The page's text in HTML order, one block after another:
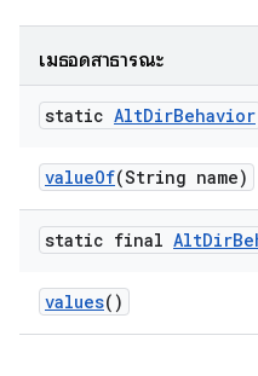
เมธอดสาธารณะ
static AltDirBehavior
valueOf(String name)
static final AltDir
values()